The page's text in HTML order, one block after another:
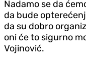
Nadamo se da
da bude
da su dobro
oni će to sigurno
Vojinović.